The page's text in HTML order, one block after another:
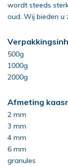
wordt steeds
oud. Wij bieden u
500g
1000g
2000g
Afmeting
2 mm
3 mm
4 mm
6 mm
granules